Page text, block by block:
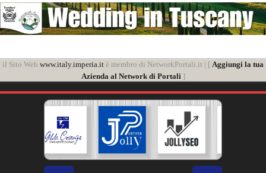
il Sito Web www.italy.imperia.it è membro di NetworkPortali.it | [ Aggiungi la tua
Azienda al Network di Portali]